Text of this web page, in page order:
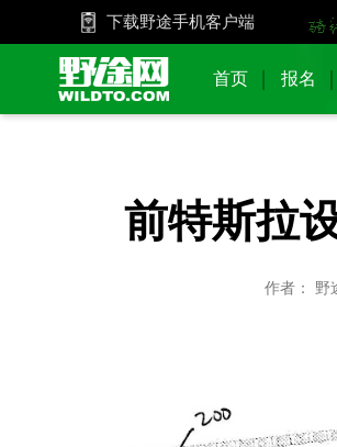
下载野途手机客户端
首页 报名
前特斯拉
作者： 野